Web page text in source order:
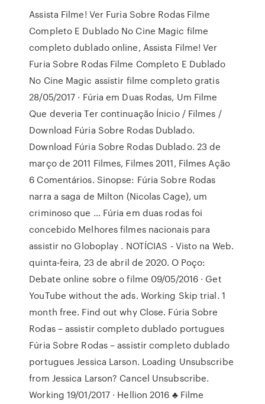
Assista Filme! Ver Furia Sobre Rodas Filme
Completo E Dublado No Cine Magic filme
completo dublado online, Assista Filme! Ver
Furia Sobre Rodas Filme Completo E Dublado
No Cine Magic assistir filme completo gratis
28/05/2017 · Fúria em Duas Rodas, Um Filme
Que deveria Ter continuação Ínicio / Filmes /
Download Fúria Sobre Rodas Dublado.
Download Fúria Sobre Rodas Dublado. 23 de
março de 2011 Filmes, Filmes 2011, Filmes Ação
6 Comentários. Sinopse: Fúria Sobre Rodas
narra a saga de Milton (Nicolas Cage), um
criminoso que … Fúria em duas rodas foi
concebido Melhores filmes nacionais para
assistir no Globoplay . NOTÍCIAS - Visto na Web.
quinta-feira, 23 de abril de 2020. O Poço:
Debate online sobre o filme 09/05/2016 · Get
YouTube without the ads. Working Skip trial. 1
month free. Find out why Close. Fúria Sobre
Rodas – assistir completo dublado portugues
Fúria Sobre Rodas – assistir completo dublado
portugues Jessica Larson. Loading Unsubscribe
from Jessica Larson? Cancel Unsubscribe.
Working 19/01/2017 · Hellion 2016 ♣ Filme